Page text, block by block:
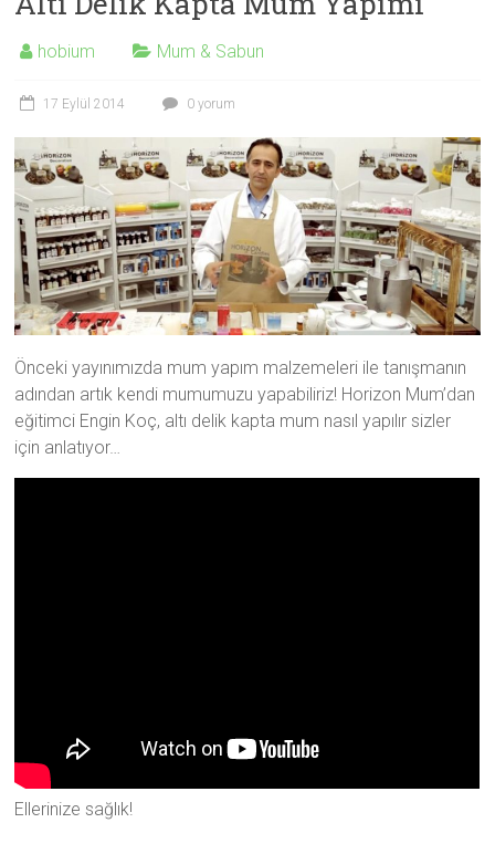
hobium Mum & Sabun
17 Eylül 2014 0 yorum
Önceki yayınımızda mum yapım malzemeleri ile tanışmanın
adından artık kendi mumumuzu yapabiliriz! Horizon Mum’dan
eğitimci Engin Koç, altı delik kapta mum nasıl yapılır sizler
için anlatıyor…
Ellerinize sağlık!